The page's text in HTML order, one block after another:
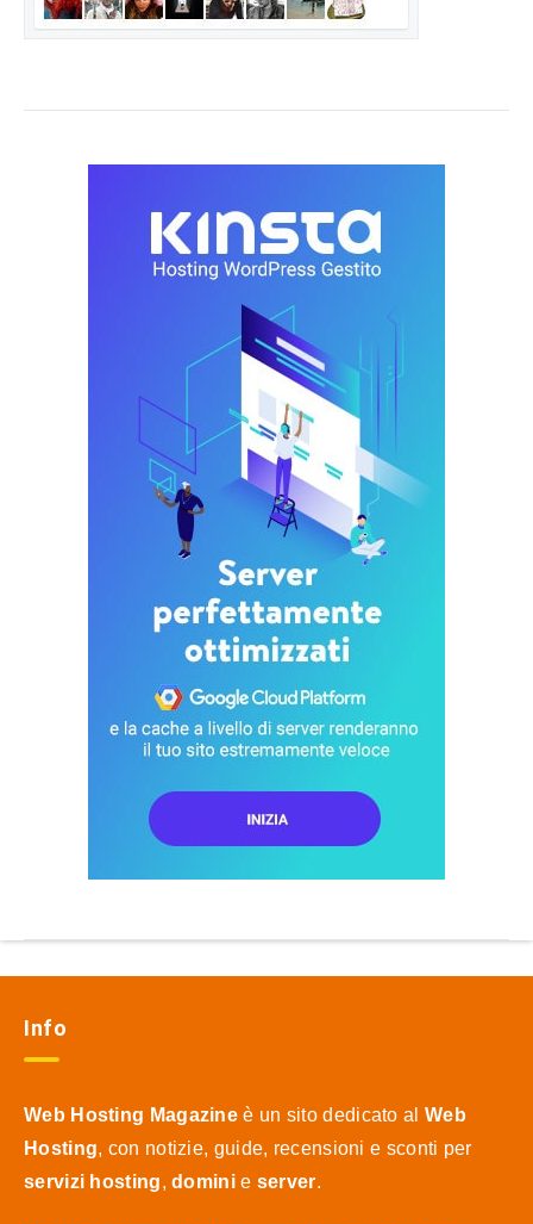
Info
Web Hosting Magazine è un sito dedicato al Web
Hosting, con notizie, guide, recensioni e sconti per
servizi hosting,dominie server.